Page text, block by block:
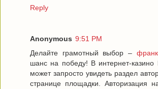
Reply
Anonymous 9:51 PM
Делайте грамотный выбор –
шанс на победу! В интернет-казино
может запросто увидеть раздел
странице площадки. Авторизация